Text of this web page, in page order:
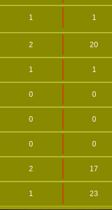
1 1
2 20
1 1
0 0
0 0
0 0
2 17
1 23